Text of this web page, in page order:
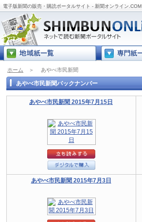
電子版新聞の販売・購読ポータルサイト - 新聞オンライン.COM
ホーム ＞ あやべ市民新聞
あやべ市民新聞バックナンバー
あやべ市民新聞 2015年7月15日
あやべ市民新聞 2015年7月3日